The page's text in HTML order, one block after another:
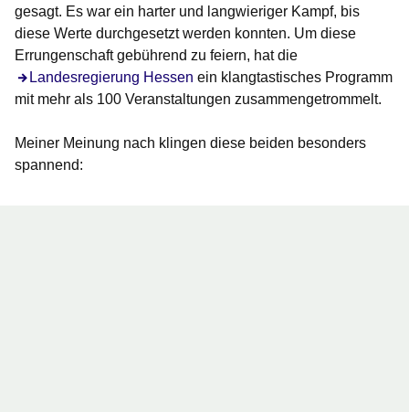
gesagt. Es war ein harter und langwieriger Kampf, bis
diese Werte durchgesetzt werden konnten. Um diese
Errungenschaft gebührend zu feiern, hat die
Landesregierung Hessen
Öffnet sich in einem neuen Fensterein klangtastisches Programm
mit mehr als 100 Veranstaltungen zusammengetrommelt.
Meiner Meinung nach klingen diese beiden besonders
spannend: